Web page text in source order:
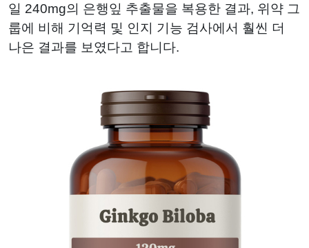
일 240mg의 은행잎 추출물을 복용한 결과, 위약 그
룹에 비해 기억력 및 인지 기능 검사에서 훨씬 더
나은 결과를 보였다고 합니다.